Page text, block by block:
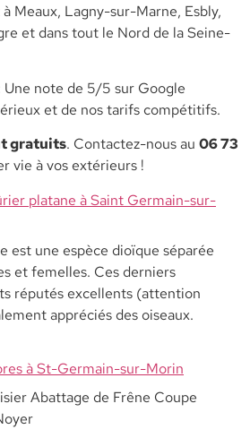
Meaux, Lagny-sur-Marne, Esbly,
et dans tout le Nord de la Seine-
Une note de 5/5 sur Google
et de nos tarifs compétitifs.
gratuits. Contactez-nous au 06 73
vie à vos extérieurs !
platane à Saint Germain-sur-
est une espèce dioïque séparée
et femelles. Ces derniers
réputés excellents (attention
appréciés des oiseaux.
à St-Germain-sur-Morin
Abattage de Frêne Coupe